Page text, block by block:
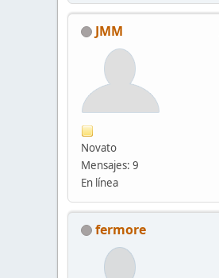
JMM
Novato
Mensajes: 9
En línea
fermore